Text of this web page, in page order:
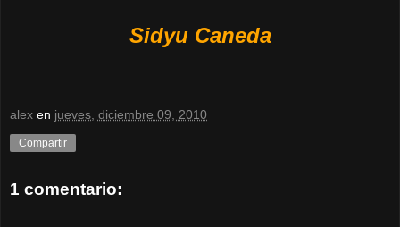
Sidyu Caneda
alex en jueves, diciembre 09, 2010
Compartir
1 comentario: